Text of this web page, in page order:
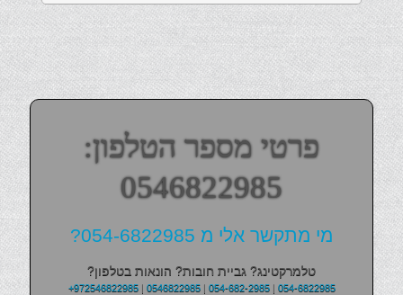
פרטי מספר הטלפון:
0546822985
מי מתקשר אלי מ 054-6822985?
טלמרקטינג? גביית חובות? הונאות בטלפון?
+972546822985| 0546822985| 054-682-2985| 054-6822985